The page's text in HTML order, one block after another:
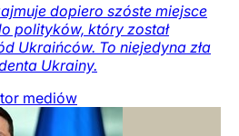
dopiero szóste miejsce
polityków, który został
Ukraińców. To niejedyna zła
Ukrainy.
mediów